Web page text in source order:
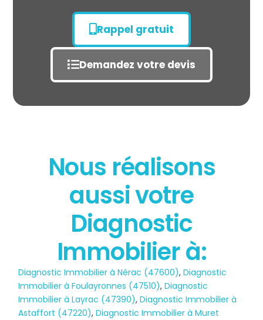
État des risques
POLLUTION
Rappel gratuit
Demandez votre devis
Nous réalisons
aussi votre
Diagnostic
Immobilier à:
Diagnostic Immobilier à Nérac (47600),Diagnostic
Immobilier à Foulayronnes (47510),Diagnostic
Immobilier à Layrac (47390),Diagnostic Immobilier à
Astaffort (47220),Diagnostic Immobilier à Muret